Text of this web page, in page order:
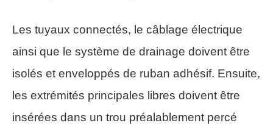
Les tuyaux connectés, le câblage électrique
ainsi que le système de drainage doivent être
isolés et enveloppés de ruban adhésif. Ensuite,
les extrémités principales libres doivent être
insérées dans un trou préalablement percé